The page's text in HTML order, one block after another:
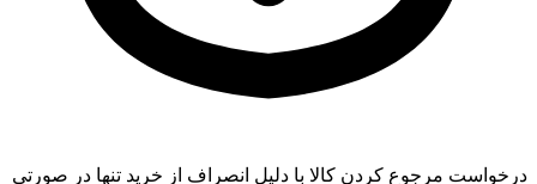
درخواست مرجوع کردن کالا با دلیل انصراف از خرید تنها در صورتی